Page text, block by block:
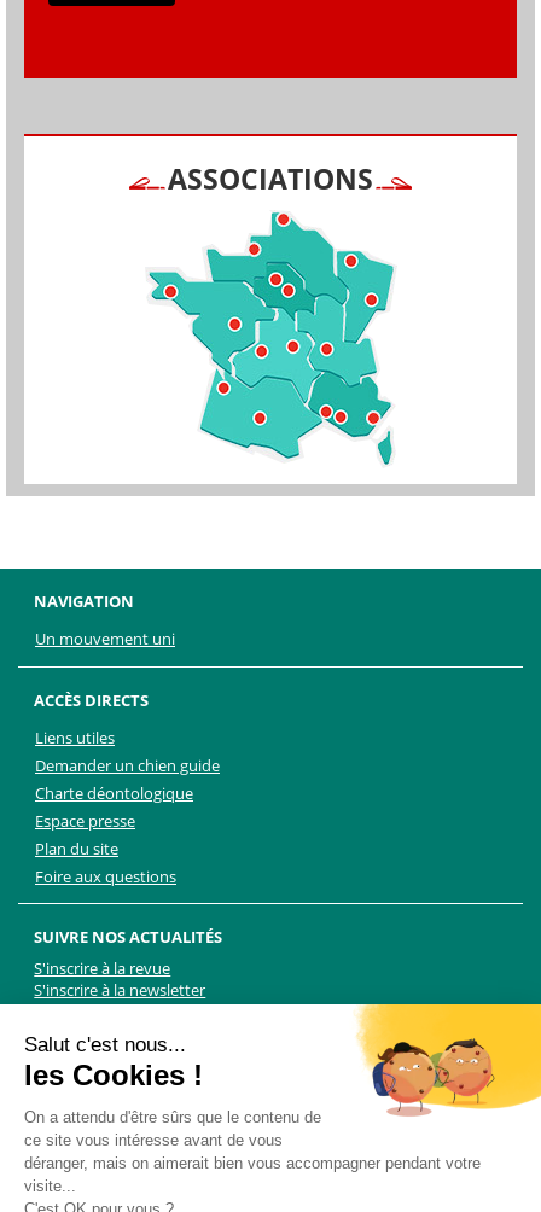
ASSOCIATIONS
NAVIGATION
Un mouvement uni
ACCÈS DIRECTS
Liens utiles
Demander un chien guide
Charte déontologique
Espace presse
Plan du site
Foire aux questions
SUIVRE NOS ACTUALITÉS
S'inscrire à la revue
S'inscrire à la newsletter
TikTok
NOUS CONTACTER
Les Chiens Guides d'aveugles - FFAC
71 rue de Bagnolet, 75020 Paris
01 44 64 89 89
Salut c'est nous...
les Cookies !
On a attendu d'être sûrs que le contenu de
ce site vous intéresse avant de vous
déranger, mais on aimerait bien vous accompagner pendant votre
visite...